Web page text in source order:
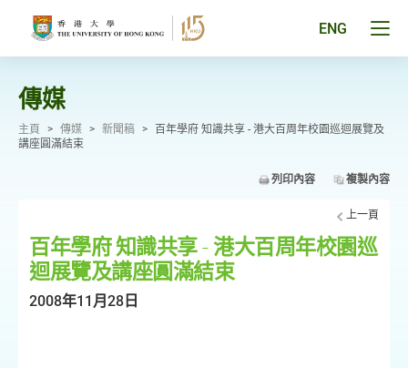
ENG
傳媒
主頁 > 傳媒 > 新聞稿 >
百年學府 知識共享 - 港大百周年校園巡迴展覽及
講座圓滿結束
列印內容 複製內容
上一頁
百年學府 知識共享 - 港大百周年校園巡
迴展覽及講座圓滿結束
2008年11月28日